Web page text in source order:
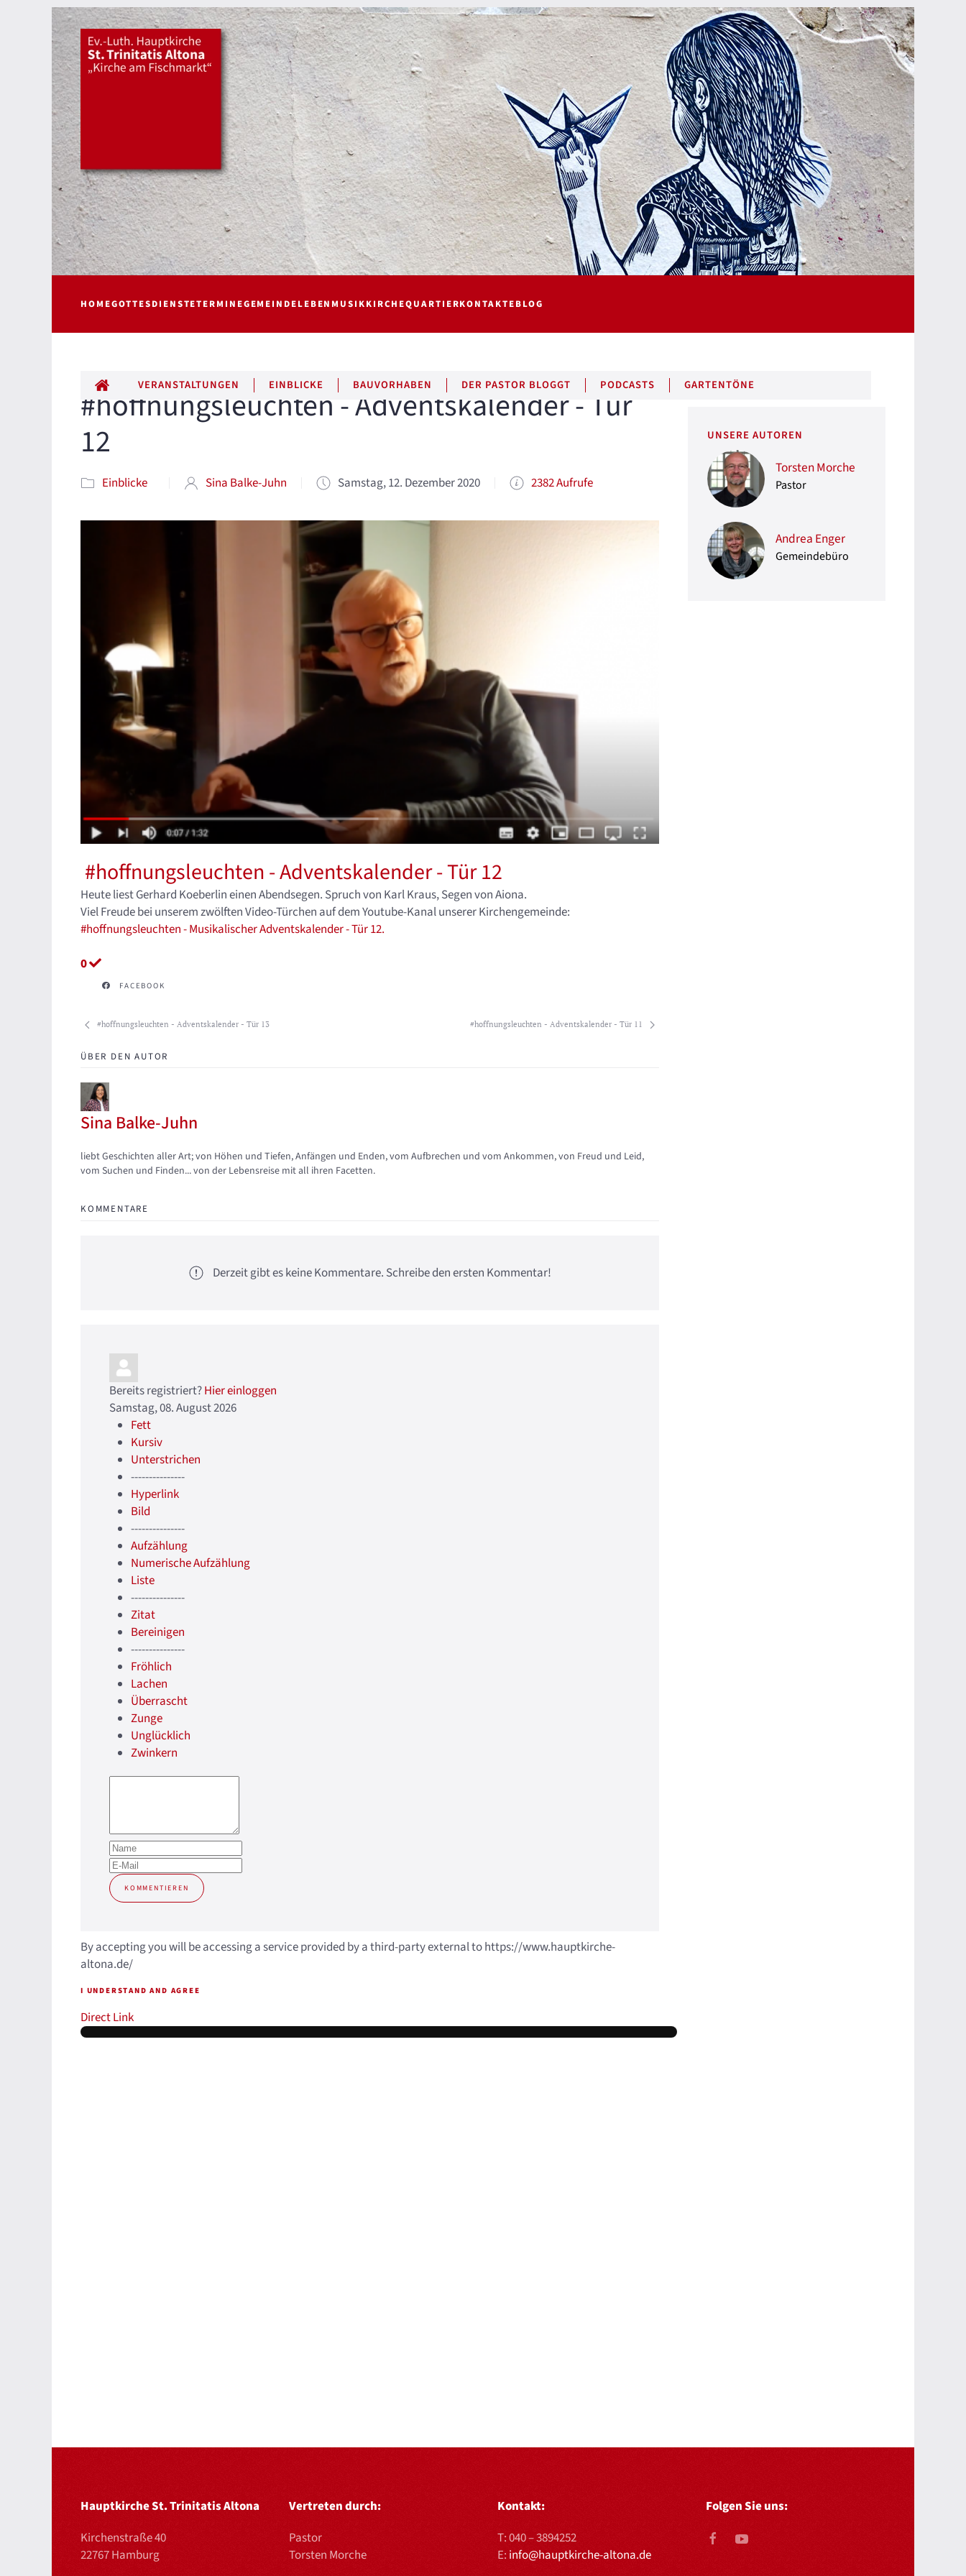
HOMEGOTTESDIENSTETERMINEGEMEINDELEBEN MUSIKKIRCHEQUARTIERKONTAKTEBLOG
ALLE BEITRÄGE
VERANSTALTUNGEN EINBLICKE BAUVORHABEN DER PASTOR BLOGGT PODCASTS GARTENTÖNE
#hoffnungsleuchten - Adventskalender - Tür
12
Einblicke Sina Balke-Juhn Samstag, 12. Dezember 2020 2382 Aufrufe
#hoffnungsleuchten - Adventskalender - Tür 12
Heute liest Gerhard Koeberlin einen Abendsegen. Spruch von Karl Kraus, Segen von Aiona.
Viel Freude bei unserem zwölften Video-Türchen auf dem Youtube-Kanal unserer Kirchengemeinde:
#hoffnungsleuchten - Musikalischer Adventskalender - Tür 12.
0
FACEBOOK
#hoffnungsleuchten - Adventskalender - Tür 13 #hoffnungsleuchten - Adventskalender - Tür 11
ÜBER DEN AUTOR
Sina Balke-Juhn
Updates abonnieren
Abo von Updates dieses Autors beenden
liebt Geschichten aller Art; von Höhen und Tiefen, Anfängen und Enden, vom Aufbrechen und vom Ankommen, von Freud und Leid,
vom Suchen und Finden... von der Lebensreise mit all ihren Facetten.
KOMMENTARE
Derzeit gibt es keine Kommentare. Schreibe den ersten Kommentar!
Bereits registriert?Hier einloggen
Samstag, 08. August 2026
Fett
Kursiv
Unterstrichen
---------------
Hyperlink
Bild
---------------
Aufzählung
Numerische Aufzählung
Liste
---------------
Zitat
Bereinigen
---------------
Fröhlich
Lachen
Überrascht
Zunge
Unglücklich
Zwinkern
KOMMENTIEREN
By accepting you will be accessing a service provided by a third-party external to https://www.hauptkirche-
altona.de/
I UNDERSTAND AND AGREE
Direct Link
UNSERE AUTOREN
Torsten Morche
Pastor
Andrea Enger
Gemeindebüro
Hauptkirche St. Trinitatis Altona
Kirchenstraße 40
22767 Hamburg
Vertreten durch:
Pastor
Torsten Morche
Kontakt:
T:040 – 3894252
E: info@hauptkirche-altona.de
Folgen Sie uns: